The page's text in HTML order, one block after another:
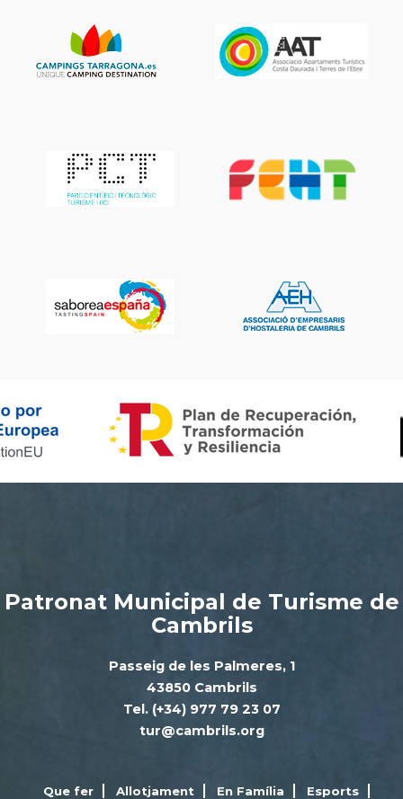
Patronat Municipal de Turisme de
Cambrils
Passeig de les Palmeres, 1
43850 Cambrils
Tel. (+34) 977 79 23 07
tur@cambrils.org
Que fer Allotjament En Família Esports